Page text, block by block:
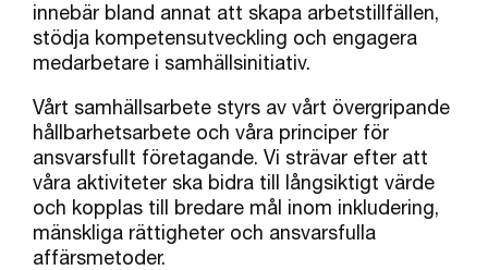
innebär bland annat att skapa arbetstillfällen,
stödja kompetensutveckling och engagera
medarbetare i samhällsinitiativ.
Vårt samhällsarbete styrs av vårt övergripande
hållbarhetsarbete och våra principer för
ansvarsfullt företagande. Vi strävar efter att
våra aktiviteter ska bidra till långsiktigt värde
och kopplas till bredare mål inom inkludering,
mänskliga rättigheter och ansvarsfulla
affärsmetoder.